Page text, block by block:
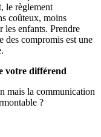
le règlement
coûteux, moins
les enfants. Prendre
des compromis est une
votre différend
mais la communication
?